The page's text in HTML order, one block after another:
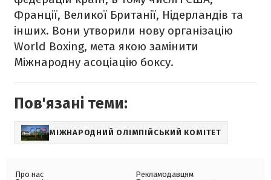
Франції, Великої Британії, Нідерландів та
інших. Вони утворили нову організацію
World Boxing, мета якою замінити
Міжнародну асоціацію боксу.
Пов'язані теми:
МІЖНАРОДНИЙ ОЛІМПІЙСЬКИЙ КОМІТЕТ
Про нас
Рекламодавцям